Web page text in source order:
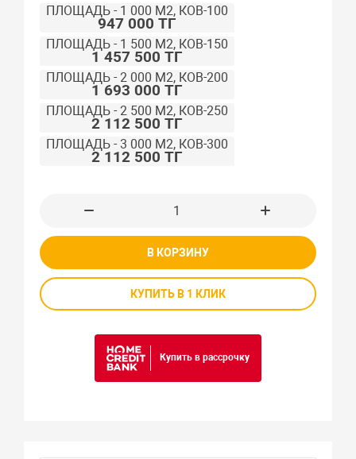
ПЛОЩАДЬ - 1 000 М2, КОВ-100
947 000 ТГ
ПЛОЩАДЬ - 1 500 М2, КОВ-150
1 457 500 ТГ
ПЛОЩАДЬ - 2 000 М2, КОВ-200
1 693 000 ТГ
ПЛОЩАДЬ - 2 500 М2, КОВ-250
2 112 500 ТГ
ПЛОЩАДЬ - 3 000 М2, КОВ-300
2 112 500 ТГ
В КОРЗИНУ
КУПИТЬ В 1 КЛИК
Купить в рассрочку